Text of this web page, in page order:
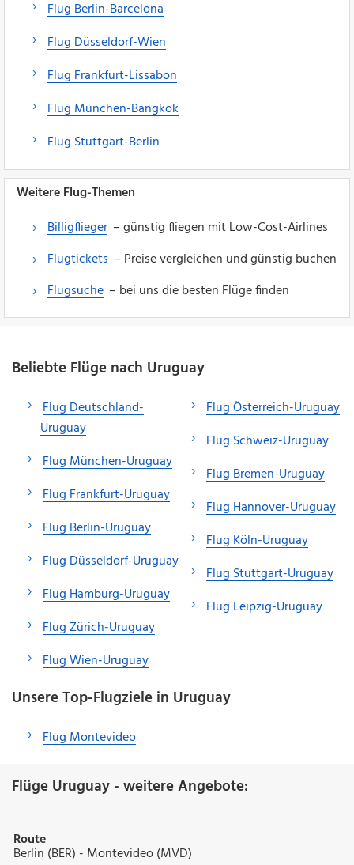
Flug Berlin-Barcelona
Flug Düsseldorf-Wien
Flug Frankfurt-Lissabon
Flug München-Bangkok
Flug Stuttgart-Berlin
Weitere Flug-Themen
Billigflieger – günstig fliegen mit Low-Cost-Airlines
Flugtickets – Preise vergleichen und günstig buchen
Flugsuche – bei uns die besten Flüge finden
Beliebte Flüge nach Uruguay
Flug Deutschland-
Uruguay
Flug München-Uruguay
Flug Frankfurt-Uruguay
Flug Berlin-Uruguay
Flug Düsseldorf-Uruguay
Flug Hamburg-Uruguay
Flug Zürich-Uruguay
Flug Wien-Uruguay
Flug Österreich-Uruguay
Flug Schweiz-Uruguay
Flug Bremen-Uruguay
Flug Hannover-Uruguay
Flug Köln-Uruguay
Flug Stuttgart-Uruguay
Flug Leipzig-Uruguay
Unsere Top-Flugziele in Uruguay
Flug Montevideo
Flüge Uruguay - weitere Angebote:
Route
Berlin (BER) - Montevideo (MVD)